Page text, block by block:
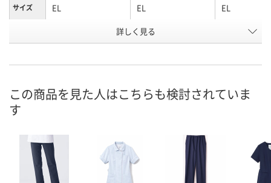
サイズ EL EL EL
ピンク ブルーラベ
号
お届け日
数量
カゴへ カゴへ カ
詳しく見る
この商品を見た人はこちらも検討されていま
す